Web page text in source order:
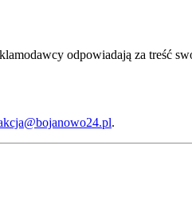
odpowiadają za treść
.